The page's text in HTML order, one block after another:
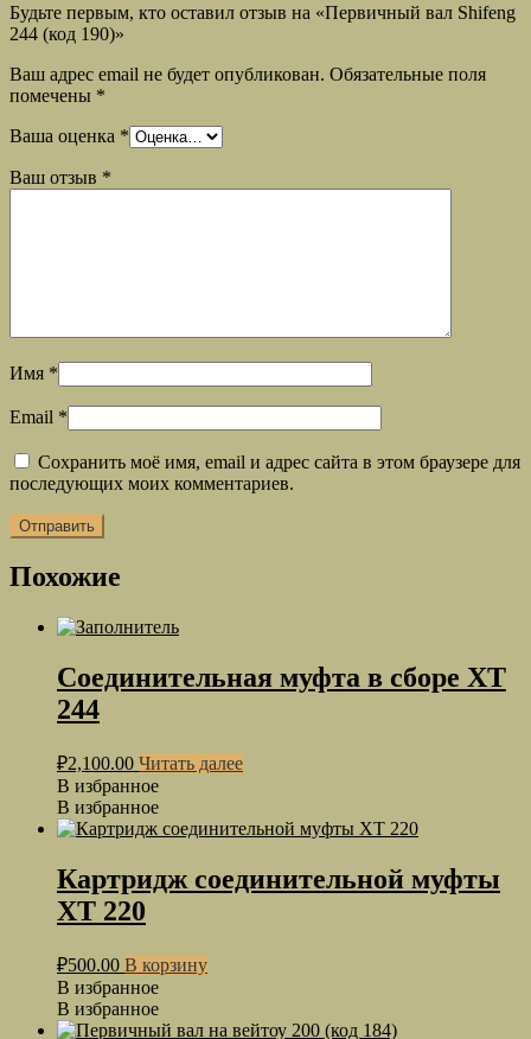
Будьте первым, кто оставил отзыв на «Первичный вал Shifeng
244 (код 190)»
Ваш адрес email не будет опубликован. Обязательные поля
помечены *
Ваша оценка *
Ваш отзыв *
Имя *
Email *
Сохранить моё имя, email и адрес сайта в этом браузере для
последующих моих комментариев.
Похожие
Соединительная муфта в сборе ХТ
244
₽2,100.00 Читать далее
В избранное
В избранное
Картридж соединительной муфты
ХТ 220
₽500.00 В корзину
В избранное
В избранное